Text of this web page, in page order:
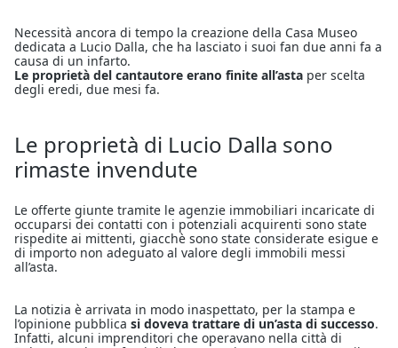
Necessità ancora di tempo la creazione della Casa Museo
dedicata a Lucio Dalla, che ha lasciato i suoi fan due anni fa a
causa di un infarto.
Le proprietà del cantautore erano finite all’asta per scelta
degli eredi, due mesi fa.
Le proprietà di Lucio Dalla sono
rimaste invendute
Le offerte giunte tramite le agenzie immobiliari incaricate di
occuparsi dei contatti con i potenziali acquirenti sono state
rispedite ai mittenti, giacchè sono state considerate esigue e
di importo non adeguato al valore degli immobili messi
all’asta.
La notizia è arrivata in modo inaspettato, per la stampa e
l’opinione pubblica si doveva trattare di un’asta di successo.
Infatti, alcuni imprenditori che operavano nella città di